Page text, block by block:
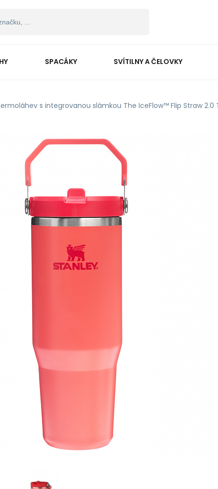
SPACÁKY SVÍTILNY A ČELOVKY
Termoláhev s integrovanou slámkou The IceFlow™ Flip Straw